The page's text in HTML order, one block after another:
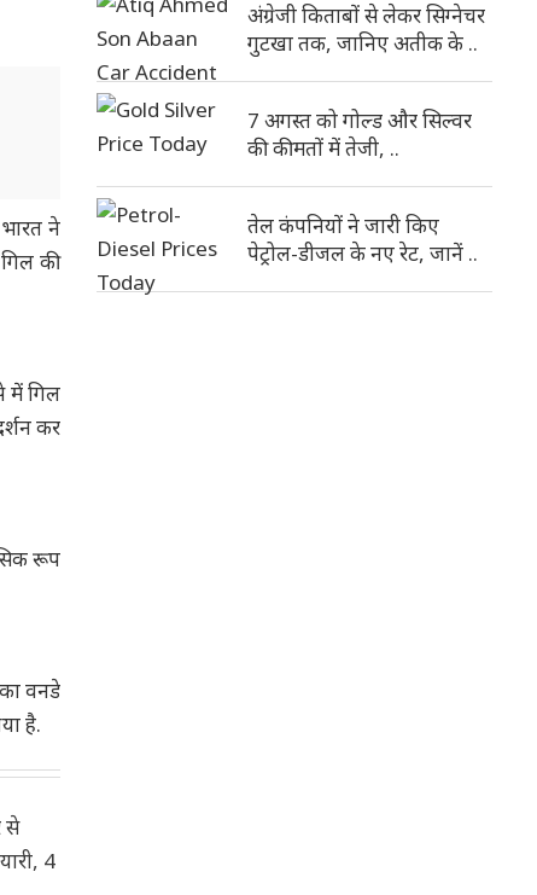
ने
की
में गिल
कर
रूप
वनडे
है.
अंग्रेजी किताबों से लेकर सिग्नेचर
गुटखा तक, जानिए अतीक के ..
7 अगस्त को गोल्ड और सिल्वर
की कीमतों में तेजी, ..
तेल कंपनियों ने जारी किए
पेट्रोल-डीजल के नए रेट, जानें ..